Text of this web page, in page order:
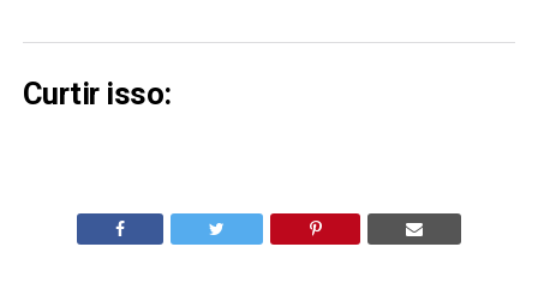
Curtir isso: